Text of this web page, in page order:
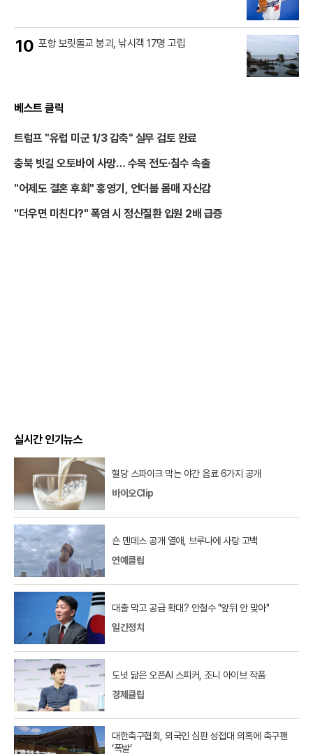
10 포항 보릿돌교 붕괴, 낚시객 17명 고립
베스트 클릭
트럼프 "유럽 미군 1/3 감축" 실무 검토 완료
충북 빗길 오토바이 사망… 수목 전도·침수 속출
"어제도 결혼 후회" 홍영기, 언더붑 몸매 자신감
"더우면 미친다?" 폭염 시 정신질환 입원 2배 급증
실시간 인기뉴스
혈당 스파이크 막는 야간 음료 6가지 공개
바이오Clip
숀 멘데스 공개 열애, 브루나에 사랑 고백
연예클립
대출 막고 공급 확대? 안철수 "앞뒤 안 맞아"
일간정치
도넛 닮은 오픈AI 스피커, 조니 아이브 작품
경제클립
대한축구협회, 외국인 심판 성접대 의혹에 축구팬
‘폭발’